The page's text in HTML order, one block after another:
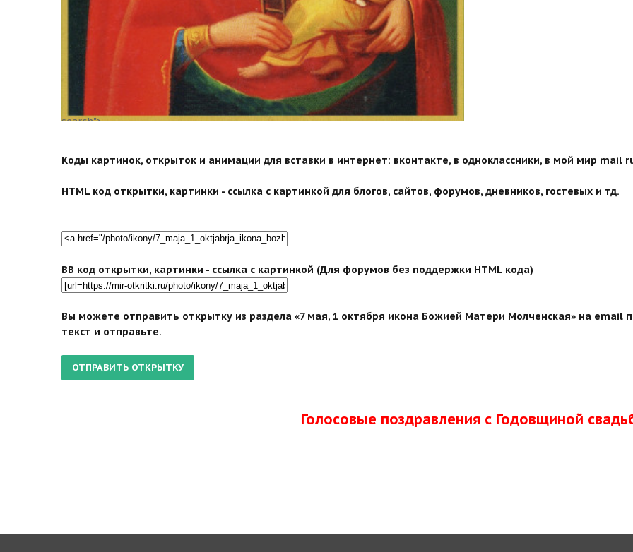
search">
Коды картинок, открыток и анимации для вставки в интернет: вконтакте, в одноклассники, в мой мир mail
HTML код открытки, картинки - ссылка с картинкой для блогов, сайтов, форумов, дневников, гостевых и тд.
BB код открытки, картинки - ссылка с картинкой (Для форумов без поддержки HTML кода)
Вы можете отправить открытку из раздела «7 мая, 1 октября икона Божией Матери Молченская» на email
текст и отправьте.
Голосовые поздравления с Годовщиной